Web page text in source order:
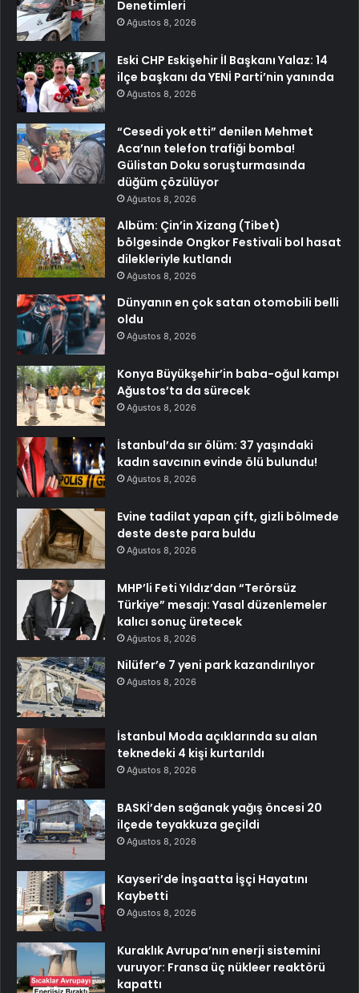
Denetimleri
Ağustos 8, 2026
Eski CHP Eskişehir İl Başkanı Yalaz: 14
ilçe başkanı da YENİ Parti’nin yanında
Ağustos 8, 2026
“Cesedi yok etti” denilen Mehmet
Aca’nın telefon trafiği bomba!
Gülistan Doku soruşturmasında
düğüm çözülüyor
Ağustos 8, 2026
Albüm: Çin’in Xizang (Tibet)
bölgesinde Ongkor Festivali bol hasat
dilekleriyle kutlandı
Ağustos 8, 2026
Dünyanın en çok satan otomobili belli
oldu
Ağustos 8, 2026
Konya Büyükşehir’in baba-oğul kampı
Ağustos’ta da sürecek
Ağustos 8, 2026
İstanbul’da sır ölüm: 37 yaşındaki
kadın savcının evinde ölü bulundu!
Ağustos 8, 2026
Evine tadilat yapan çift, gizli bölmede
deste deste para buldu
Ağustos 8, 2026
MHP’li Feti Yıldız’dan “Terörsüz
Türkiye” mesajı: Yasal düzenlemeler
kalıcı sonuç üretecek
Ağustos 8, 2026
Nilüfer’e 7 yeni park kazandırılıyor
Ağustos 8, 2026
İstanbul Moda açıklarında su alan
teknedeki 4 kişi kurtarıldı
Ağustos 8, 2026
BASKİ’den sağanak yağış öncesi 20
ilçede teyakkuza geçildi
Ağustos 8, 2026
Kayseri’de İnşaatta İşçi Hayatını
Kaybetti
Ağustos 8, 2026
Kuraklık Avrupa’nın enerji sistemini
vuruyor: Fransa üç nükleer reaktörü
kapattı